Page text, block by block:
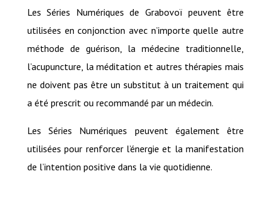
Les Séries Numériques de Grabovoï peuvent être
utilisées en conjonction avec n’importe quelle autre
méthode de guérison, la médecine traditionnelle,
l’acupuncture, la méditation et autres thérapies mais
ne doivent pas être un substitut à un traitement qui
a été prescrit ou recommandé par un médecin.
Les Séries Numériques peuvent également être
utilisées pour renforcer l’énergie et la manifestation
de l’intention positive dans la vie quotidienne.